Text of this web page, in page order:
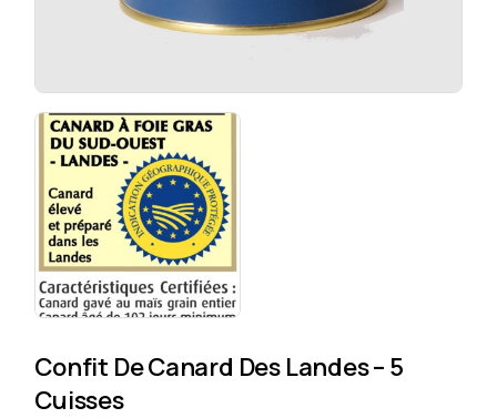
Confit De Canard Des Landes – 5
Cuisses